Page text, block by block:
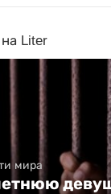
Liter
мира